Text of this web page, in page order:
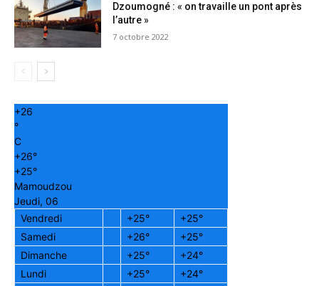
Dzoumogné : « on travaille un pont après
l’autre »
7 octobre 2022
+26
°
C
+26°
+25°
Mamoudzou
Jeudi, 06
Vendredi
+25° +25°
Samedi
+26° +25°
Dimanche
+25° +24°
Lundi
+25° +24°